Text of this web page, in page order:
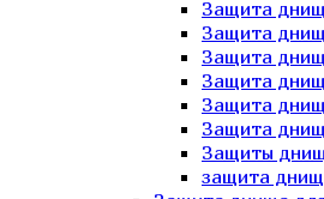
Защита
Защита
Защита
Защита
Защита
Защита
Защиты
защита